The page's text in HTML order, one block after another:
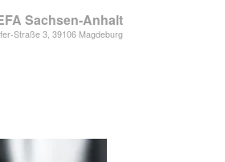
Sachsen-Anhalt
Straße 3, 39106 Magdeburg